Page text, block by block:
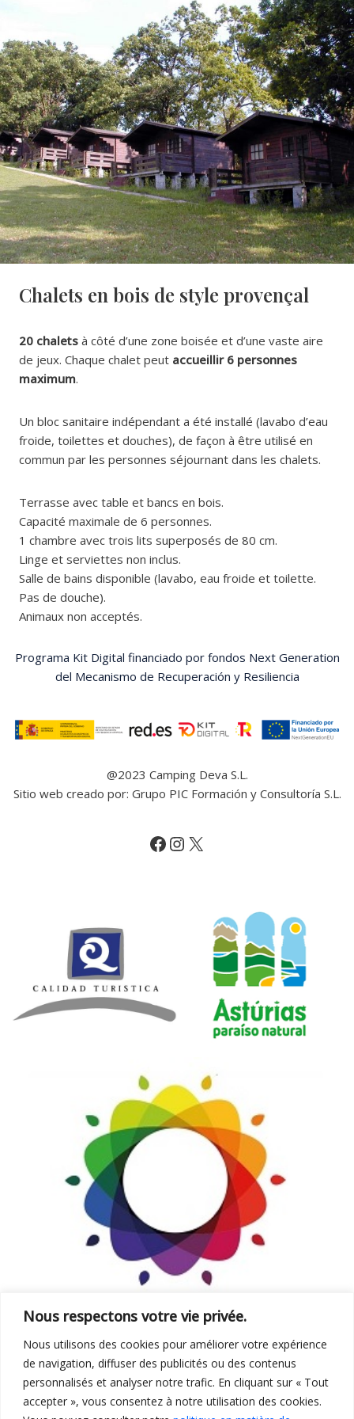
Nous respectons votre vie privée.
Nous utilisons des cookies pour améliorer votre expérience
de navigation, diffuser des publicités ou des contenus
personnalisés et analyser notre trafic. En cliquant sur « Tout
accepter », vous consentez à notre utilisation des cookies.
Chalets en bois de style provençal
20 chalets à côté d’une zone boisée et d’une vaste aire
de jeux. Chaque chalet peut accueillir 6 personnes
maximum.
Un bloc sanitaire indépendant a été installé (lavabo d’eau
froide, toilettes et douches), de façon à être utilisé en
commun par les personnes séjournant dans les chalets.
Terrasse avec table et bancs en bois.
Capacité maximale de 6 personnes.
1 chambre avec trois lits superposés de 80 cm.
Linge et serviettes non inclus.
Salle de bains disponible (lavabo, eau froide et toilette.
Pas de douche).
Animaux non acceptés.
Programa Kit Digital financiado por fondos Next Generation
del Mecanismo de Recuperación y Resiliencia
@2023 Camping Deva S.L.
Sitio web creado por: Grupo PIC Formación y Consultoría S.L.